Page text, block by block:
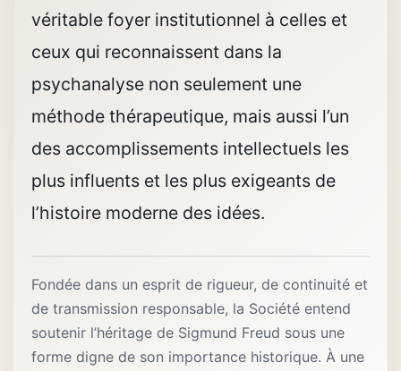
véritable foyer institutionnel à celles et
ceux qui reconnaissent dans la
psychanalyse non seulement une
méthode thérapeutique, mais aussi l’un
des accomplissements intellectuels les
plus influents et les plus exigeants de
l’histoire moderne des idées.
Fondée dans un esprit de rigueur, de continuité et
de transmission responsable, la Société entend
soutenir l’héritage de Sigmund Freud sous une
forme digne de son importance historique. À une